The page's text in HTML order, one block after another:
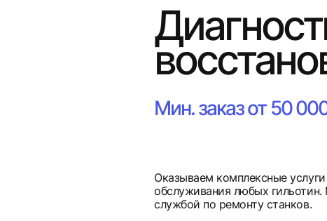
Мин. заказ от 50
Оказываем комплексные
обслуживания любых
службой по ремонту станков.